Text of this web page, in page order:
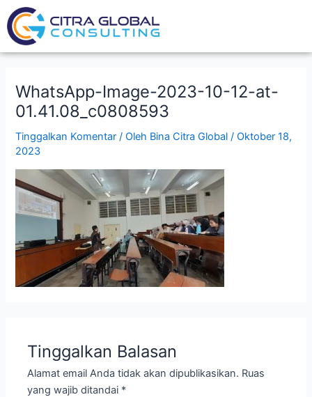
Lewati
ke
konten
WhatsApp-Image-2023-10-12-at-
01.41.08_c0808593
Tinggalkan Komentar / Oleh Bina Citra Global/Oktober 18,
2023
Tinggalkan Balasan
Alamat email Anda tidak akan dipublikasikan. Ruas
yang wajib ditandai *